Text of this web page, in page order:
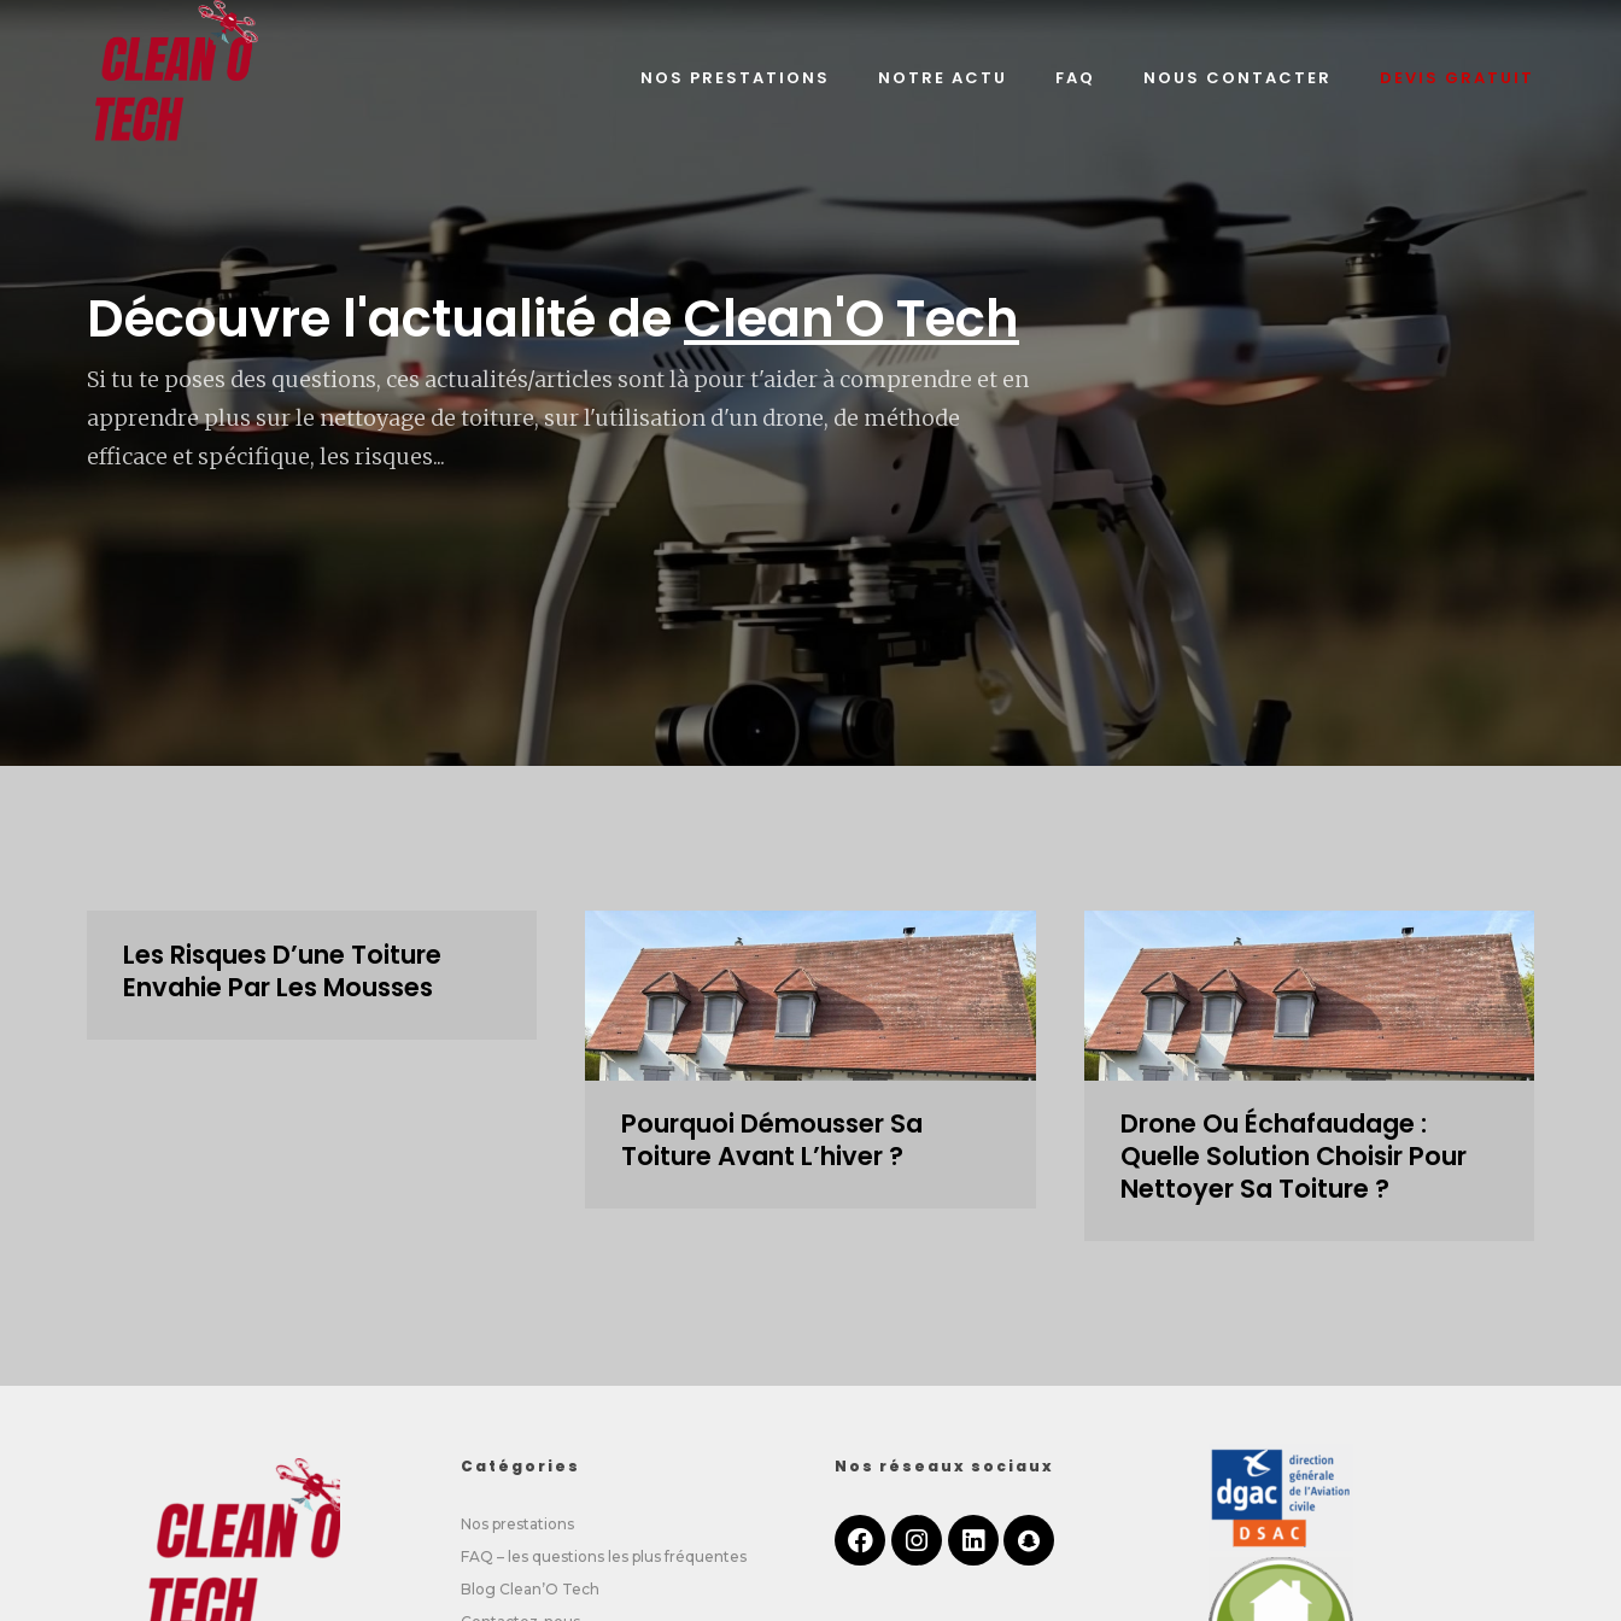
NOS PRESTATIONS NOTRE ACTU FAQ NOUS CONTACTER DEVIS GRATUIT
Découvre l'actualité deClean'O Tech
Si tu te poses des questions, ces actualités/articles sont là pour t'aider à comprendre et en
apprendre plus sur le nettoyage de toiture, sur l'utilisation d'un drone, de méthode
efficace et spécifique, les risques...
Les Risques D’une Toiture
Envahie Par Les Mousses
Pourquoi Démousser Sa
Toiture Avant L’hiver ?
Drone Ou Échafaudage :
Quelle Solution Choisir Pour
Nettoyer Sa Toiture ?
Catégories
Nos prestations
FAQ – les questions les plus fréquentes
Blog Clean’O Tech
Nos réseaux sociaux